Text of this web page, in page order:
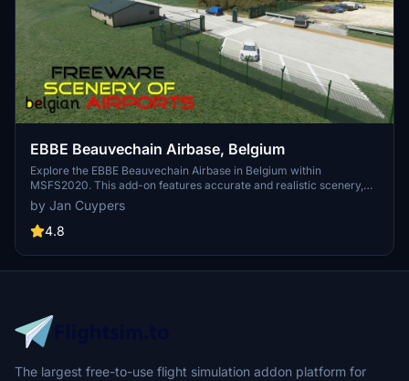
EBBE Beauvechain Airbase, Belgium
Explore the EBBE Beauvechain Airbase in Belgium within
MSFS2020. This add-on features accurate and realistic scenery,
showcasing the home of the 1st Wing and Basic Flying Training
School. Experience this military airfield as a base for helicopter
squadrons and a training center for pilots, along with additional
instructions included for this freeware scenery.
by Jan Cuypers
4.8
The largest free-to-use flight simulation addon platform for